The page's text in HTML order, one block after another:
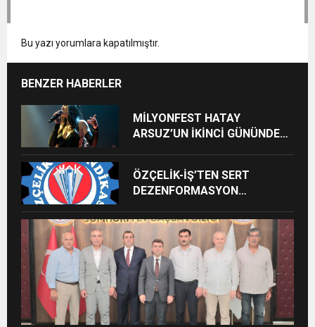
Bu yazı yorumlara kapatılmıştır.
BENZER HABERLER
MİLYONFEST HATAY
ARSUZ’UN İKİNCİ GÜNÜNDE
ÖZÇELİK-İŞ’TEN SERT
DEZENFORMASYON
CEZAİ SÜREÇ BAŞLATILDI”